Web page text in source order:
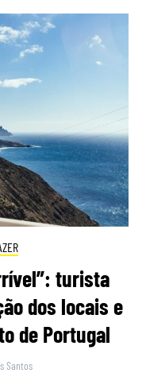
turista
dos locais e
de Portugal
Santos